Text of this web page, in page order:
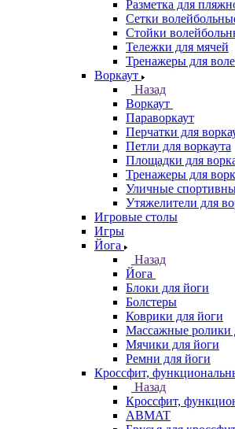
Разметка для
Сетки
Стойки
Тележки для мячей
Тренажеры для
Воркаут
Назад
Воркаут
Параворкаут
Перчатки для
Петли для воркаута
Площадки для
Тренажеры для
Уличные
Утяжелители для
Игровые столы
Игры
Йога
Назад
Йога
Блоки для йоги
Болстеры
Коврики для йоги
Массажные ролики
Мячики для йоги
Ремни для йоги
Кроссфит,
Назад
Кроссфит,
ABMAT